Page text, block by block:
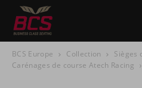
BCS Europe Collection
Sièges
Carénages de course Atech Racing